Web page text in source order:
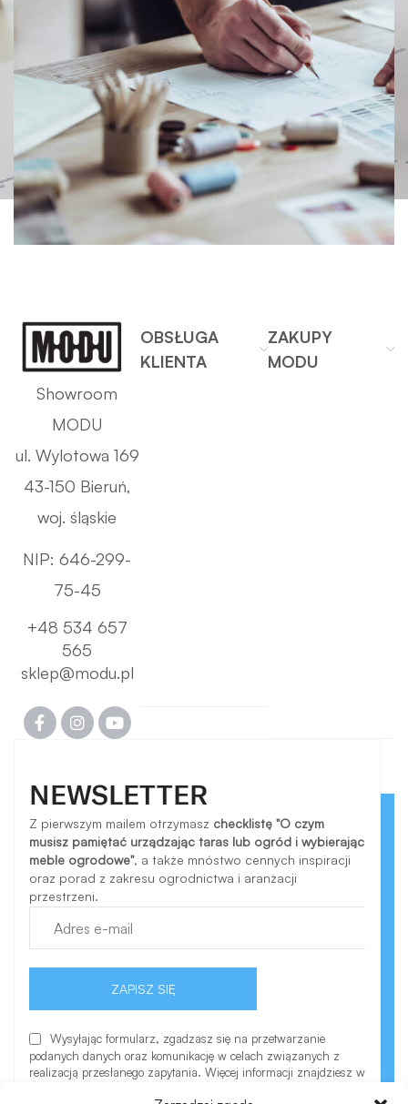
Showroom
MODU
ul. Wylotowa 169
43-150 Bieruń,
woj. śląskie
NIP: 646-299-
75-45
+48 534 657
565
sklep@modu.pl
OBSŁUGA
KLIENTA
ZAKUPY
MODU
NEWSLETTER
Z pierwszym mailem otrzymasz checklistę "O czym
musisz pamiętać urządzając taras lub ogród i wybierając
meble ogrodowe", a także mnóstwo cennych inspiracji
oraz porad z zakresu ogrodnictwa i aranżacji
przestrzeni.
Wysyłając formularz, zgadzasz się na przetwarzanie
podanych danych oraz komunikację w celach związanych z
realizacją przesłanego zapytania. Więcej informacji znajdziesz w
ZAPISZ SIĘ